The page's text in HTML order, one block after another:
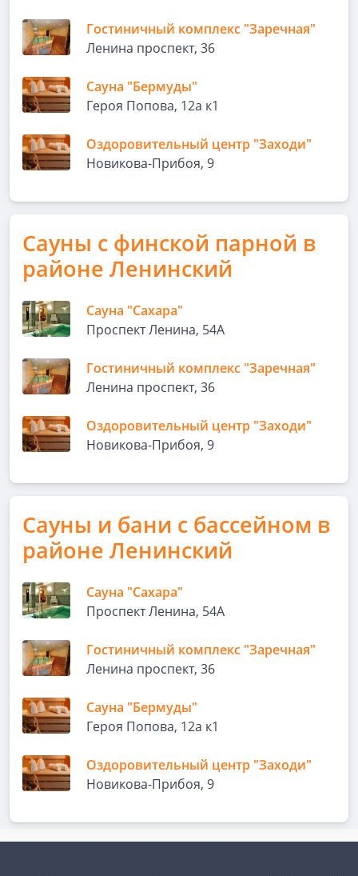
Гостиничный комплекс "Заречная"
Ленина проспект, 36
Сауна "Бермуды"
Героя Попова, 12а к1
Оздоровительный центр "Заходи"
Новикова-Прибоя, 9
Сауны с финской парной в
районе Ленинский
Сауна "Сахара"
Проспект Ленина, 54А
Гостиничный комплекс "Заречная"
Ленина проспект, 36
Оздоровительный центр "Заходи"
Новикова-Прибоя, 9
Сауны и бани с бассейном в
районе Ленинский
Сауна "Сахара"
Проспект Ленина, 54А
Гостиничный комплекс "Заречная"
Ленина проспект, 36
Сауна "Бермуды"
Героя Попова, 12а к1
Оздоровительный центр "Заходи"
Новикова-Прибоя, 9